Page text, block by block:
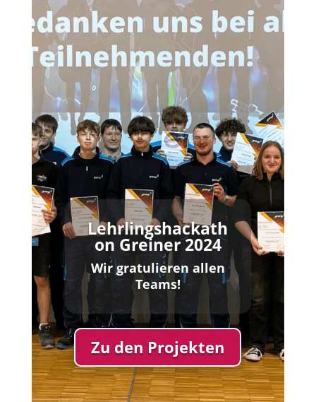
Lehrlingshackath
on Greiner 2024
Wir gratulieren allen
Teams!
Zu den Projekten